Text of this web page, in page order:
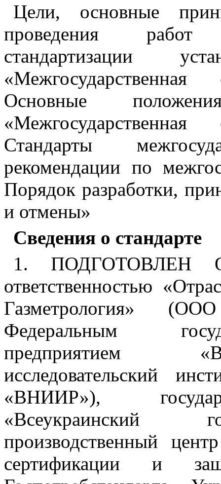
Цели, основные
проведения работ
стандартизации
«Межгосударственная
Основные
«Межгосударственная
Стандарты
рекомендации по
Порядок разработки,
и отмены»
Сведения о стандарте
1. ПОДГОТОВЛЕН
ответственностью
Газметрология»
Федеральным
предприятием
исследовательский
«ВНИИР»),
«Всеукраинский
производственный
сертификации и